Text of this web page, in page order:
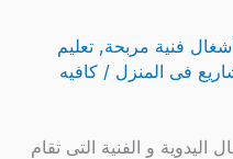
فنية مربحة, تعليم
فى المنزل / كافيه
و الفنية التى تقام